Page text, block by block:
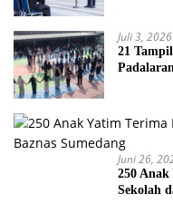
Juli 3, 2026
21
Juni 26,
250
Sekolah